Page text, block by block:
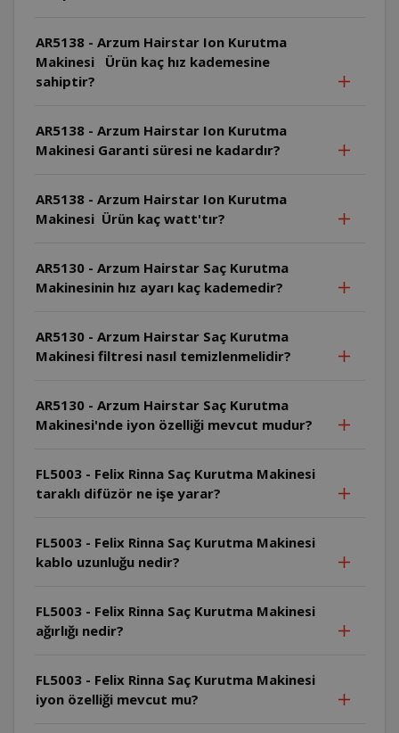
AR5138 - Arzum Hairstar Ion Kurutma
Makinesi Ürün kaç hız kademesine
sahiptir?
AR5138 - Arzum Hairstar Ion Kurutma
Makinesi Garanti süresi ne kadardır?
AR5138 - Arzum Hairstar Ion Kurutma
Makinesi Ürün kaç watt'tır?
AR5130 - Arzum Hairstar Saç Kurutma
Makinesinin hız ayarı kaç kademedir?
AR5130 - Arzum Hairstar Saç Kurutma
Makinesi filtresi nasıl temizlenmelidir?
AR5130 - Arzum Hairstar Saç Kurutma
Makinesi'nde iyon özelliği mevcut mudur?
FL5003 - Felix Rinna Saç Kurutma Makinesi
taraklı difüzör ne işe yarar?
FL5003 - Felix Rinna Saç Kurutma Makinesi
kablo uzunluğu nedir?
FL5003 - Felix Rinna Saç Kurutma Makinesi
ağırlığı nedir?
FL5003 - Felix Rinna Saç Kurutma Makinesi
iyon özelliği mevcut mu?